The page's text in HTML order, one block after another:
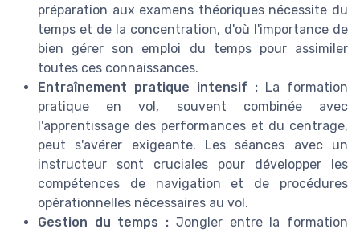
préparation aux examens théoriques nécessite du
temps et de la concentration, d'où l'importance de
bien gérer son emploi du temps pour assimiler
toutes ces connaissances.
Entraînement pratique intensif : La formation
pratique en vol, souvent combinée avec
l'apprentissage des performances et du centrage,
peut s'avérer exigeante. Les séances avec un
instructeur sont cruciales pour développer les
compétences de navigation et de procédures
opérationnelles nécessaires au vol.
Gestion du temps : Jongler entre la formation